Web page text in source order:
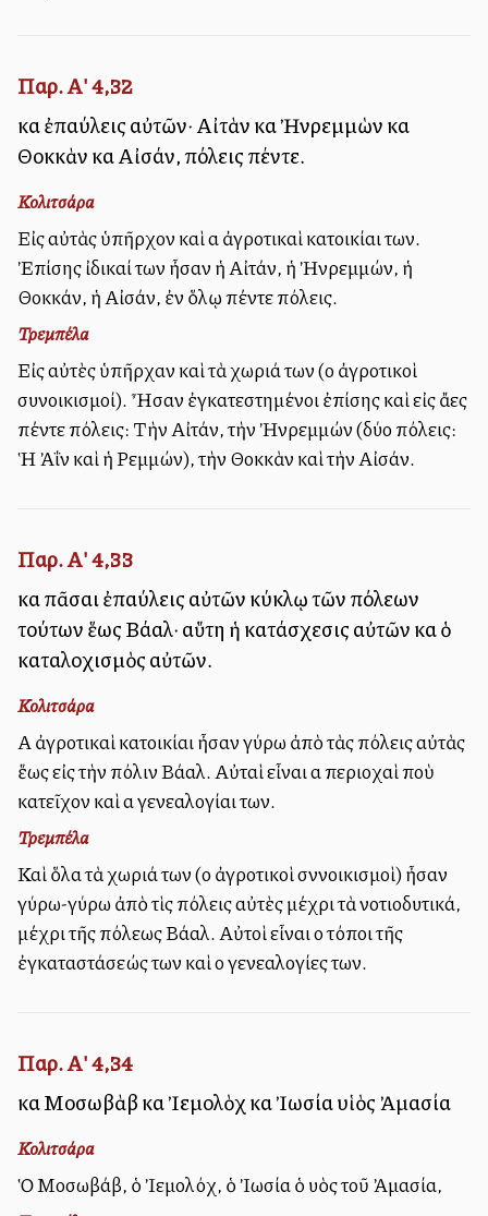
Παρ. Α' 4,32
καὶ ἐπαύλεις αὐτῶν· Αἰτὰν καὶ Ἠνρεμμὼν καὶ
Θοκκὰν καὶ Αἰσάν, πόλεις πέντε.
Κολιτσάρα
Εἰς αὐτὰς ὑπῆρχον καὶ αἱ ἀγροτικαὶ κατοικίαι των.
Ἐπίσης ἰδικαί των ἦσαν ἡ Αἰτάν, ἡ Ἠνρεμμών, ἡ
Θοκκάν, ἡ Αἰσάν, ἐν ὅλῳ πέντε πόλεις.
Τρεμπέλα
Εἰς αὐτὲς ὑπῆρχαν καὶ τὰ χωριά των (οἱ ἀγροτικοὶ
συνοικισμοί). Ἦσαν ἐγκατεστημένοι ἐπίσης καὶ εἰς ἄλλες
πέντε πόλεις: Τὴν Αἰτάν, τὴν Ἠνρεμμών (δύο πόλεις:
Ἡ Ἀΐν καὶ ἡ Ρεμμών), τὴν Θοκκὰν καὶ τὴν Αἰσάν.
Παρ. Α' 4,33
καὶ πᾶσαι ἐπαύλεις αὐτῶν κύκλῳ τῶν πόλεων
τούτων ἕως Βάαλ· αὕτη ἡ κατάσχεσις αὐτῶν καὶ ὁ
καταλοχισμὸς αὐτῶν.
Κολιτσάρα
Αἱ ἀγροτικαὶ κατοικίαι ἦσαν γύρω ἀπὸ τὰς πόλεις αὐτὰς
ἕως εἰς τὴν πόλιν Βάαλ. Αὐταὶ εἶναι αἱ περιοχαὶ ποὺ
κατεῖχον καὶ αἱ γενεαλογίαι των.
Τρεμπέλα
Καὶ ὅλα τὰ χωριά των (οἱ ἀγροτικοὶ σννοικισμοὶ) ἦσαν
γύρω-γύρω ἀπὸ τὶς πόλεις αὐτὲς μέχρι τὰ νοτιοδυτικά,
μέχρι τῆς πόλεως Βάαλ. Αὐτοὶ εἶναι οἱ τόποι τῆς
ἐγκαταστάσεώς των καὶ οἱ γενεαλογίες των.
Παρ. Α' 4,34
καὶ Μοσωβὰβ καὶ Ἰεμολὸχ καὶ Ἰωσία υἱὸς Ἀμασία
Κολιτσάρα
Ὁ Μοσωβάβ, ὁ Ἰεμολόχ, ὁ Ἰωσία ὁ υἱὸς τοῦ Ἀμασία,